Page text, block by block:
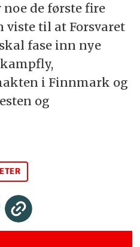
de første fire
viste til at Forsvaret
fase inn nye
i Finnmark og
og